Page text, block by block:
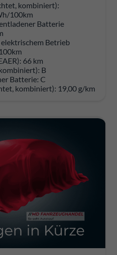
kombiniert):
100km
Batterie
Betrieb
66 km
B
Batterie: C
kombiniert): 19,00 g/km